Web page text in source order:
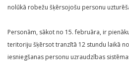
nolūkā robežu šķērsojošu personu
Personām, sākot no 15. februāra, ir
teritoriju šķērsot tranzītā 12 stundu laikā
iesniegšanas personu uzraudzības